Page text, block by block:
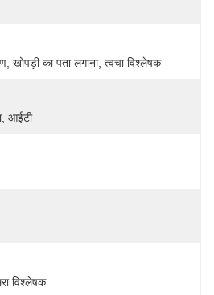
खोपड़ी का पता लगाना, त्वचा विश्लेषक
आईटी
विश्लेषक